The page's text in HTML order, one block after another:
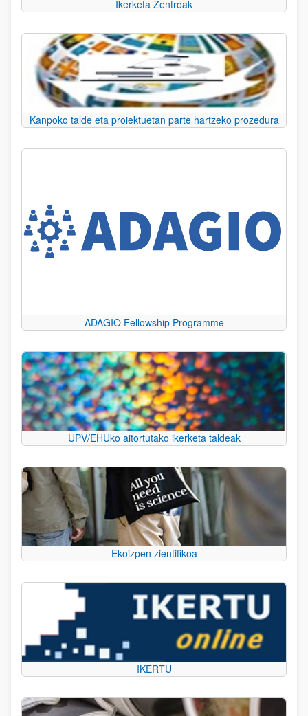
Ikerketa Zentroak
Kanpoko talde eta proiektuetan parte hartzeko prozedura
ADAGIO Fellowship Programme
UPV/EHUko aitortutako ikerketa taldeak
Ekoizpen zientifikoa
IKERTU